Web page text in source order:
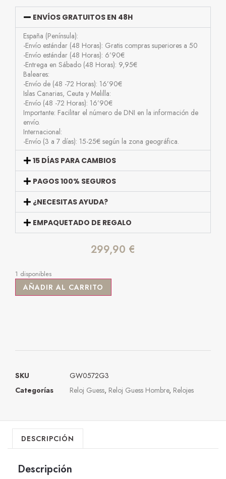
ENVÍOS GRATUITOS EN 48H
España (Península):
-Envío estándar (48 Horas): Gratis compras superiores a 50
-Envío estándar (48 Horas): 6’90€
-Entrega en Sábado (48 Horas): 9,95€
Baleares:
-Envío de (48 -72 Horas): 16’90€
Islas Canarias, Ceuta y Melilla:
-Envío (48 -72 Horas): 16’90€
Importante: Facilitar el número de DNI en la información de
envío.
Internacional:
-Envío (3 a 7 días): 15-25€ según la zona geográfica.
15 DÍAS PARA CAMBIOS
PAGOS 100% SEGUROS
¿NECESITAS AYUDA?
EMPAQUETADO DE REGALO
299,90 €
1 disponibles
AÑADIR AL CARRITO
SKU
GW0572G3
Categorías
Reloj Guess, Reloj Guess Hombre, Relojes
DESCRIPCIÓN
Descripción